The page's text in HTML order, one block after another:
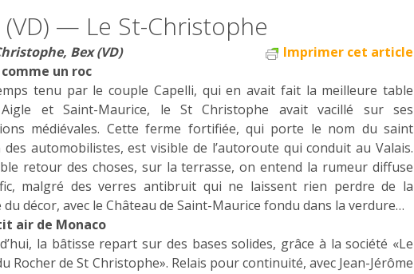
(VD) — Le St-Christophe
Imprimer cet article
Bex (VD)
un roc
tenu par le couple Capelli, qui en avait fait la meilleure table
et Saint-Maurice, le St Christophe avait vacillé sur ses
médiévales. Cette ferme fortifiée, qui porte le nom du saint
automobilistes, est visible de l’autoroute qui conduit au Valais.
retour des choses, sur la terrasse, on entend la rumeur diffuse
malgré des verres antibruit qui ne laissent rien perdre de la
du décor, avec le Château de Saint-Maurice fondu dans la verdure…
air de Monaco
la bâtisse repart sur des bases solides, grâce à la société «Le
Rocher de St Christophe». Relais pour continuité, avec Jean-Jérôme